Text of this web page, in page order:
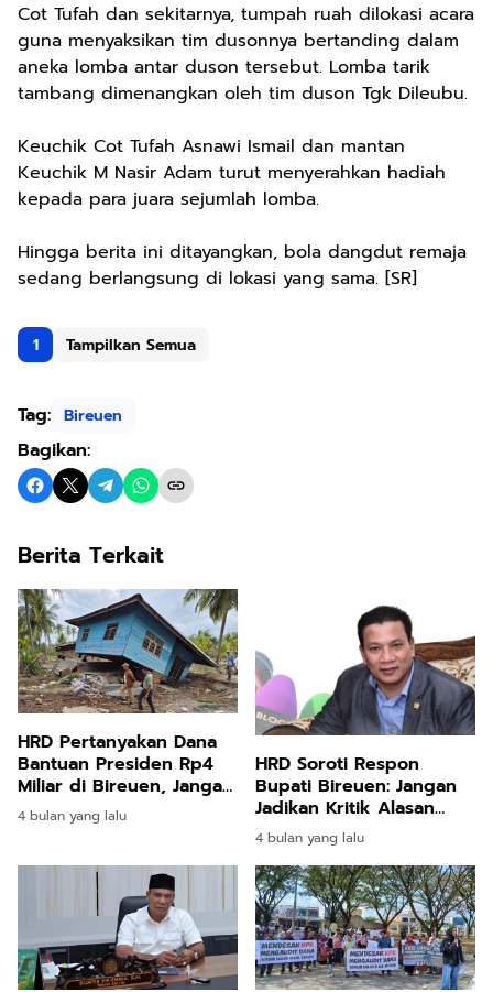
Cot Tufah dan sekitarnya, tumpah ruah dilokasi acara
guna menyaksikan tim dusonnya bertanding dalam
aneka lomba antar duson tersebut. Lomba tarik
tambang dimenangkan oleh tim duson Tgk Dileubu.
Keuchik Cot Tufah Asnawi Ismail dan mantan
Keuchik M Nasir Adam turut menyerahkan hadiah
kepada para juara sejumlah lomba.
Hingga berita ini ditayangkan, bola dangdut remaja
sedang berlangsung di lokasi yang sama. [SR]
1 Tampilkan Semua
Tag: Bireuen
Bagikan:
Berita Terkait
HRD Pertanyakan Dana
Bantuan Presiden Rp4
Miliar di Bireuen, Jangan
Sampai Disalahgunakan
4 bulan yang lalu
HRD Soroti Respon
Bupati Bireuen: Jangan
Jadikan Kritik Alasan
Kehilangan Semangat
Bantu Korban Banjir
4 bulan yang lalu